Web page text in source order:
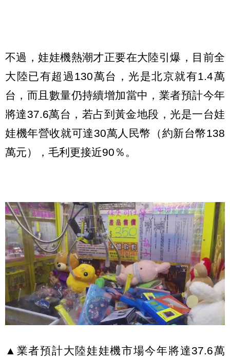
不過，娃娃機熱潮才正要在大陸引爆，目前全
大陸已有超過130萬台，光是北京就有1.4萬
台，而且數量仍持續增加當中，業者預計今年
將達37.6萬台，若占到黃金地段，光是一台娃
娃機年營收就可達30萬人民幣（約新台幣138
萬元），毛利更接近90％。
▲業者預計大陸娃娃機市場今年將達37.6萬